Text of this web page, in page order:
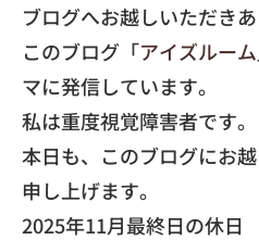
ブログへお越しいただき
​このブログ「アイズルーム
マに発信しています。
​私は重度視覚障害者です。
本日も、このブログにお
申し上げます。
​2025年11月最終日の休日